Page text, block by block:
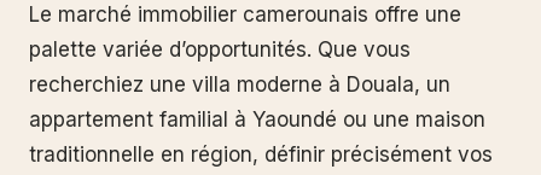
Le marché immobilier camerounais offre une
palette variée d’opportunités. Que vous
recherchiez une villa moderne à Douala, un
appartement familial à Yaoundé ou une maison
traditionnelle en région, définir précisément vos